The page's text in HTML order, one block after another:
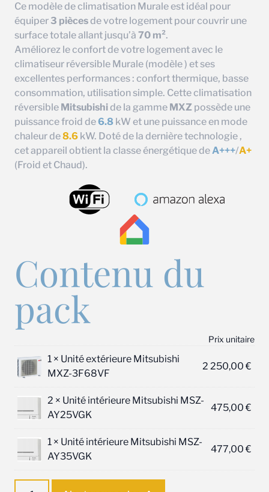
Ce modèle de climatisation Murale est idéal pour
équiper 3 piècesde votre logement pour couvrir une
surface totale allant jusqu’à 70 m².
Améliorez le confort de votre logement avec le
climatiseur réversible Murale (modèle ) et ses
excellentes performances : confort thermique, basse
consommation, utilisation simple. Cette climatisation
réversible Mitsubishide la gamme MXZ possède une
puissance froid de6.8 kW et une puissance en mode
chaleur de8.6 kW. Doté de la dernière technologie ,
cet appareil obtient la classe énergétique deA+++/A+
(Froid et Chaud).
Contenu du
pack
Prix unitaire
1 × Unité extérieure Mitsubishi
MXZ-3F68VF
2 250,00€
2 × Unité intérieure Mitsubishi MSZ-
AY25VGK
475,00€
1 × Unité intérieure Mitsubishi MSZ-
AY35VGK
477,00€